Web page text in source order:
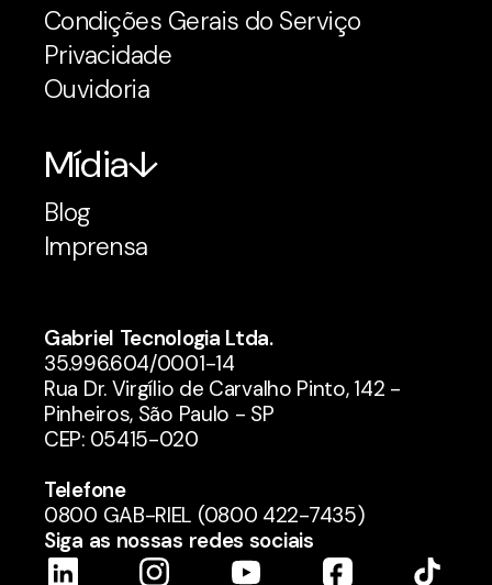
Condições Gerais do Serviço
Privacidade
Ouvidoria
Mídia
Blog
Imprensa
Gabriel Tecnologia Ltda.
35.996.604/0001-14
Rua Dr. Virgílio de Carvalho Pinto, 142 -
Pinheiros, São Paulo - SP
CEP: 05415-020
Telefone
0800 GAB-RIEL (0800 422-7435)
Siga as nossas redes sociais